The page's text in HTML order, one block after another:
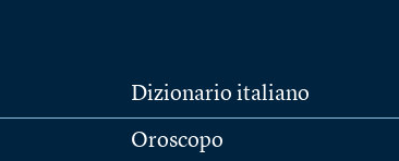
Dizionario italiano
Oroscopo